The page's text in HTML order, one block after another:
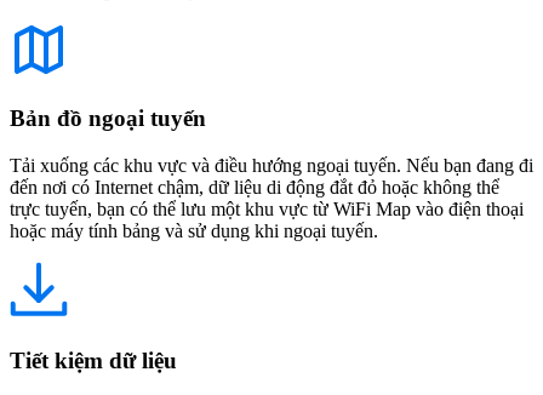
Bản đồ ngoại tuyến
Tải xuống các khu vực và điều hướng ngoại tuyến. Nếu bạn đang đi
đến nơi có Internet chậm, dữ liệu di động đắt đỏ hoặc không thể
trực tuyến, bạn có thể lưu một khu vực từ WiFi Map vào điện thoại
hoặc máy tính bảng và sử dụng khi ngoại tuyến.
Tiết kiệm dữ liệu